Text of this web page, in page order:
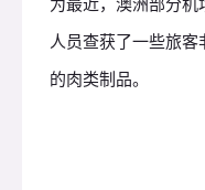
人员查获了一些旅客
的肉类制品。